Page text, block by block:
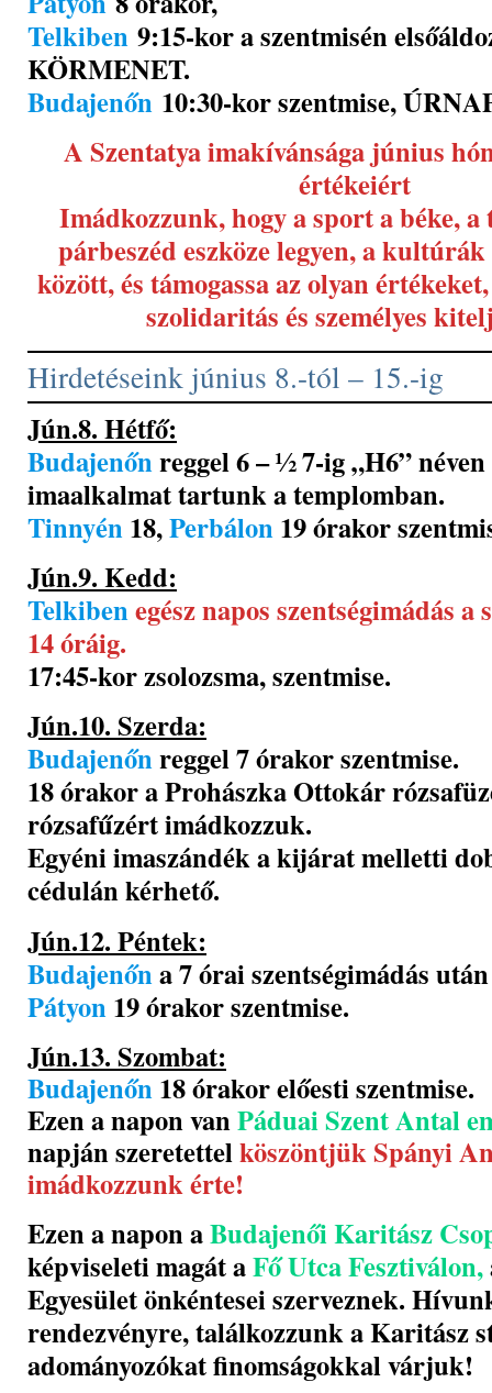
Telkiben 9:15-kor a szentmisén
KÖRMENET.
Budajenőn 10:30-kor szentmise,
A Szentatya imakívánsága június
értékeiért
Imádkozzunk, hogy a sport a béke, a
párbeszéd eszköze legyen, a kultúrák
között, és támogassa az olyan
szolidaritás és személyes
Hirdetéseink június 8.-tól – 15.-ig
Jún.8. Hétfő:
Budajenőnreggel 6 – ½ 7-ig „H6”
imaalkalmat tartunk a templomban.
Tinnyén 18,Perbálon 19 órakor
Jún.9. Kedd:
Telkibenegész napos szentségimádás a
14 óráig.
17:45-kor zsolozsma, szentmise.
Jún.10. Szerda:
Budajenőnreggel 7 órakor szentmise.
18 órakor a Prohászka Ottokár
rózsafűzért imádkozzuk.
Egyéni imaszándék a kijárat melletti
cédulán kérhető.
Jún.12. Péntek:
Budajenőna 7 órai szentségimádás
Pátyon 19 órakor szentmise.
Jún.13. Szombat:
Budajenőn 18 órakor előesti szentmise.
Ezen a napon vanPáduai Szent Antal
napján szeretettelköszöntjük Spányi
imádkozzunk érte!
Ezen a napon aBudajenői Karitász
képviseleti magát aFő Utca Fesztiválon,
Egyesület önkéntesei szerveznek.
rendezvényre, találkozzunk a Karitász
adományozókat finomságokkal várjuk!